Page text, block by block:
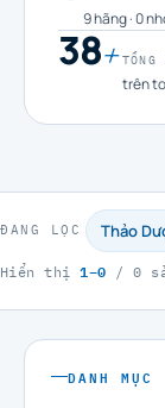
9 hãng · 0
38+TỔNG
trên
ĐANG LỌC Thảo
Hiển thị1–0 / 0
DANH MỤC